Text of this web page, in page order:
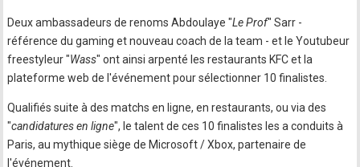
Deux ambassadeurs de renoms Abdoulaye "Le Prof" Sarr -
référence du gaming et nouveau coach de la team - et le Youtubeur
freestyleur "Wass" ont ainsi arpenté les restaurants KFC et la
plateforme web de l'événement pour sélectionner 10 finalistes.
Qualifiés suite à des matchs en ligne, en restaurants, ou via des
"candidatures en ligne", le talent de ces 10 finalistes les a conduits à
Paris, au mythique siège de Microsoft / Xbox, partenaire de
l'événement.